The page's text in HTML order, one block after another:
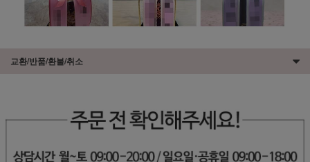
교환/반품/환불/취소